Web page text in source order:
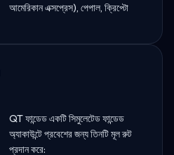
আমেরিকান এক্সপ্রেস), পেপাল, ক্রিপ্টো
QT ফান্ডেড একটি সিমুলেটেড ফান্ডেড
অ্যাকাউন্টে প্রবেশের জন্য তিনটি মূল রুট
প্রদান করে: